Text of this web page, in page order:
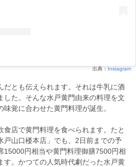
出典： Instagram
だとも伝えられます。それは牛乳に酒
した。そんな水戸黄門由来の料理を文
覚に合わせた黄門料理が誕生。
食店で黄門料理を食べられます。たと
戸山口楼本店」でも、2日前までの予
15000円相当や黄門料理御膳7500円相
す。かつての人気時代劇だった水戸黄